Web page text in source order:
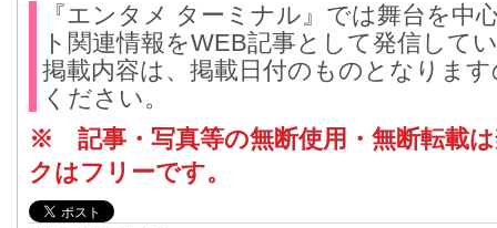
『エンタメ ターミナル』では舞台を中
ト関連情報をWEB記事として発信して
掲載内容は、掲載日付のものとなりま
ください。
※ 記事・写真等の無断使用・無断転載
クはフリーです。